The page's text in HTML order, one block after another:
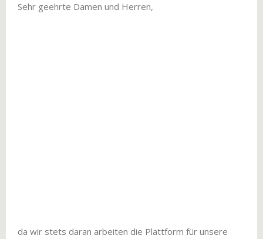
Sehr geehrte Damen und Herren,
da wir stets daran arbeiten die Plattform für unsere